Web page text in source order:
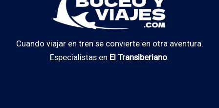
Cuando viajar en tren se convierte en otra aventura.
Especialistas en El Transiberiano.